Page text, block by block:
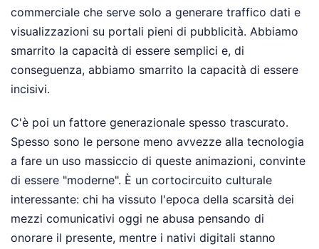
commerciale che serve solo a generare traffico dati e
visualizzazioni su portali pieni di pubblicità. Abbiamo
smarrito la capacità di essere semplici e, di
conseguenza, abbiamo smarrito la capacità di essere
incisivi.
C'è poi un fattore generazionale spesso trascurato.
Spesso sono le persone meno avvezze alla tecnologia
a fare un uso massiccio di queste animazioni, convinte
di essere "moderne". È un cortocircuito culturale
interessante: chi ha vissuto l'epoca della scarsità dei
mezzi comunicativi oggi ne abusa pensando di
onorare il presente, mentre i nativi digitali stanno